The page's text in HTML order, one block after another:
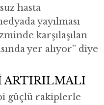
hasta
yayılması
karşılaşılan
yer alıyor” diye
ARTIRILMALI
güçlü rakiplerle